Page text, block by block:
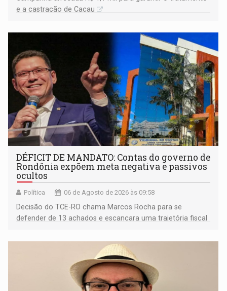
e a castração de Cacau
DÉFICIT DE MANDATO: Contas do governo de
Rondônia expõem meta negativa e passivos
ocultos
Política 06 de Agosto de 2026 às 09:58
Decisão do TCE-RO chama Marcos Rocha para se
defender de 13 achados e escancara uma trajetória fiscal
mandato